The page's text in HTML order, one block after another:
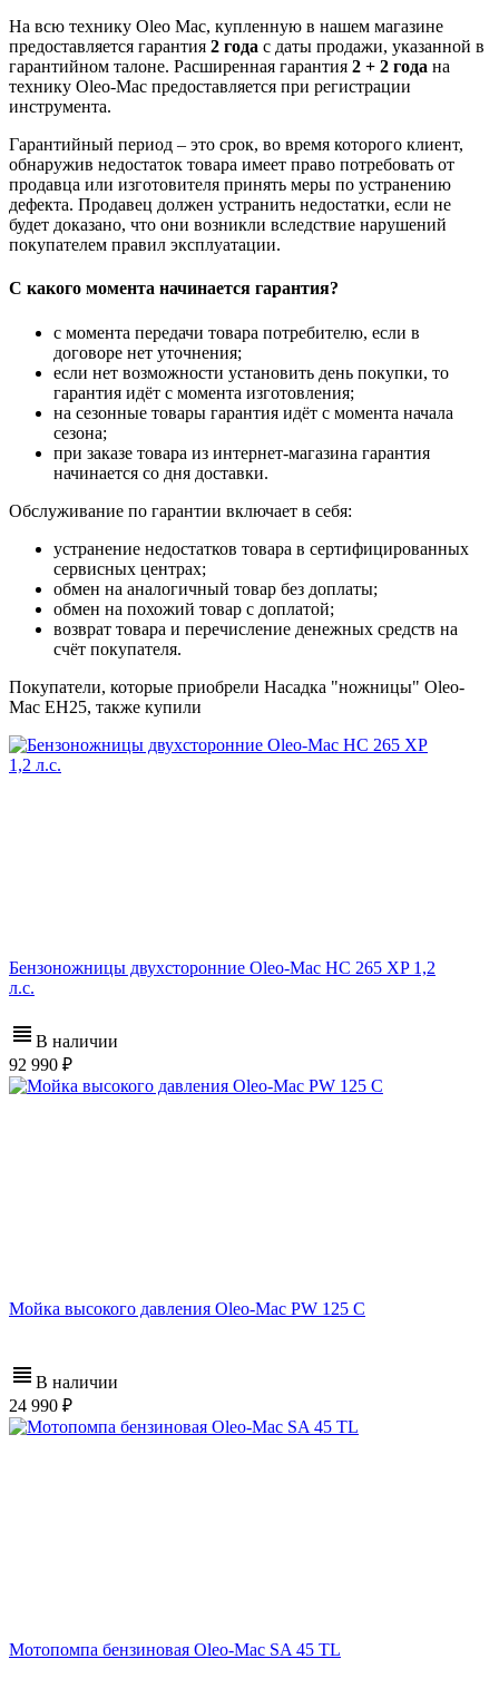
На всю технику Oleo Mac, купленную в нашем магазине
предоставляется гарантия 2 года с даты продажи, указанной в
гарантийном талоне. Расширенная гарантия 2 + 2 года на
технику Oleo-Mac предоставляется при регистрации
инструмента.
Гарантийный период – это срок, во время которого клиент,
обнаружив недостаток товара имеет право потребовать от
продавца или изготовителя принять меры по устранению
дефекта. Продавец должен устранить недостатки, если не
будет доказано, что они возникли вследствие нарушений
покупателем правил эксплуатации.
С какого момента начинается гарантия?
с момента передачи товара потребителю, если в
договоре нет уточнения;
если нет возможности установить день покупки, то
гарантия идёт с момента изготовления;
на сезонные товары гарантия идёт с момента начала
сезона;
при заказе товара из интернет-магазина гарантия
начинается со дня доставки.
Обслуживание по гарантии включает в себя:
устранение недостатков товара в сертифицированных
сервисных центрах;
обмен на аналогичный товар без доплаты;
обмен на похожий товар с доплатой;
возврат товара и перечисление денежных средств на
счёт покупателя.
Покупатели, которые приобрели Насадка "ножницы" Oleo-
Mac EH25, также купили
Бензоножницы двухсторонние Oleo-Mac HC 265 XP 1,2
л.с.
В наличии
92 990
Мойка высокого давления Oleo-Mac PW 125 C
В наличии
24 990
Мотопомпа бензиновая Oleo-Mac SA 45 TL